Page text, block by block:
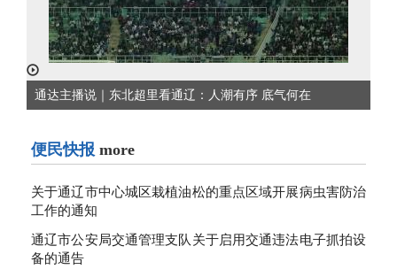
通达主播说｜东北超里看通辽：人潮有序 底气何在
便民快报 more
关于通辽市中心城区栽植油松的重点区域开展病虫害防治
工作的通知
通辽市公安局交通管理支队关于启用交通违法电子抓拍设
备的通告